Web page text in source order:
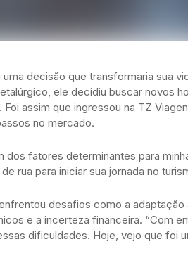
decisão que transformaria sua
ele decidiu buscar novos
assim que ingressou na TZ
no mercado.
fatores determinantes para
rua para iniciar sua jornada no
desafios como a
e a incerteza financeira. “Com
dificuldades. Hoje, vejo que foi